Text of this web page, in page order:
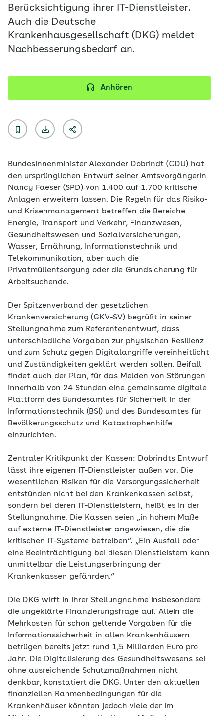
Berücksichtigung ihrer IT-Dienstleister.
Auch die Deutsche
Krankenhausgesellschaft (DKG) meldet
Nachbesserungsbedarf an.
Anhören
Bundesinnenminister Alexander Dobrindt (CDU) hat
den ursprünglichen Entwurf seiner Amtsvorgängerin
Nancy Faeser (SPD) von 1.400 auf 1.700 kritische
Anlagen erweitern lassen. Die Regeln für das Risiko-
und Krisenmanagement betreffen die Bereiche
Energie, Transport und Verkehr, Finanzwesen,
Gesundheitswesen und Sozialversicherungen,
Wasser, Ernährung, Informationstechnik und
Telekommunikation, aber auch die
Privatmüllentsorgung oder die Grundsicherung für
Arbeitsuchende.
Der Spitzenverband der gesetzlichen
Krankenversicherung (GKV-SV) begrüßt in seiner
Stellungnahme zum Referentenentwurf, dass
unterschiedliche Vorgaben zur physischen Resilienz
und zum Schutz gegen Digitalangriffe vereinheitlicht
und Zuständigkeiten geklärt werden sollen. Beifall
findet auch der Plan, für das Melden von Störungen
innerhalb von 24 Stunden eine gemeinsame digitale
Plattform des Bundesamtes für Sicherheit in der
Informationstechnik (BSI) und des Bundesamtes für
Bevölkerungsschutz und Katastrophenhilfe
einzurichten.
Zentraler Kritikpunkt der Kassen: Dobrindts Entwurf
lässt ihre eigenen IT-Dienstleister außen vor. Die
wesentlichen Risiken für die Versorgungssicherheit
entstünden nicht bei den Krankenkassen selbst,
sondern bei deren IT-Dienstleistern, heißt es in der
Stellungnahme. Die Kassen seien „in hohem Maße
auf externe IT-Dienstleister angewiesen, die die
kritischen IT-Systeme betreiben“. „Ein Ausfall oder
eine Beeinträchtigung bei diesen Dienstleistern kann
unmittelbar die Leistungserbringung der
Krankenkassen gefährden.“
Die DKG wirft in ihrer Stellungnahme insbesondere
die ungeklärte Finanzierungsfrage auf. Allein die
Mehrkosten für schon geltende Vorgaben für die
Informationssicherheit in allen Krankenhäusern
betrügen bereits jetzt rund 1,5 Milliarden Euro pro
Jahr. Die Digitalisierung des Gesundheitswesens sei
ohne ausreichende Schutzmaßnahmen nicht
denkbar, konstatiert die DKG. Unter den aktuellen
finanziellen Rahmenbedingungen für die
Krankenhäuser könnten jedoch viele der im